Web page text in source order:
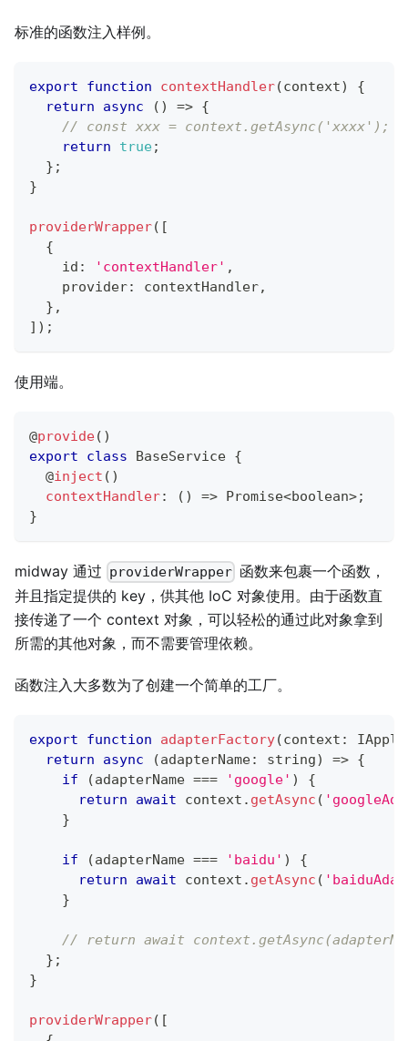
标准的函数注入样例。
export function contextHandler(context)
{
return
async ( ) => {
// const xxx = context.getAsync('xxxx');
return
true;
} ;
}
providerWrapper( [
{
    id
: 'contextHandler' ,
    provider
: contextHandler,
} ,
] ) ;
使用端。
@provide( )
export
class BaseService {
@inject ( )
contextHandler: ( ) => Promise<boolean>;
}
midway 通过 providerWrapper 函数来包裹一个函数，
并且指定提供的 key，供其他 IoC 对象使用。由于函数直
接传递了一个 context 对象，可以轻松的通过此对象拿到
所需的其他对象，而不需要管理依赖。
函数注入大多数为了创建一个简单的工厂。
export function adapterFactory(context :
return
async (adapterName: string) => {
if
(adapterName === 'google' )
{
return
await context . getAsync (
}
if (adapterName === 'baidu' )
{
return
await context . getAsync (
}
// return await
} ;
}
providerWrapper( [